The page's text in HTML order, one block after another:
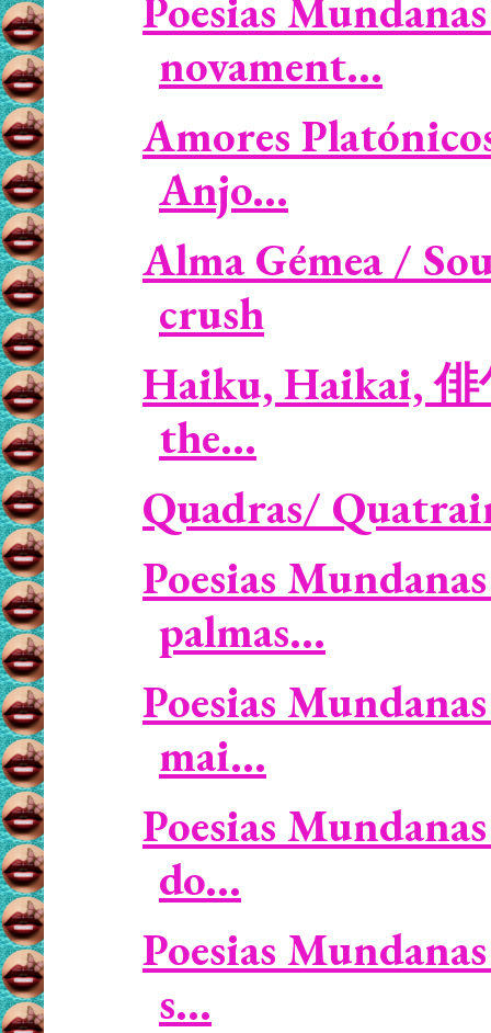
novament...
Amores
Anjo...
Alma Gémea /
crush
Haiku, Haikai, 俳
the...
Quadras/
Poesias
palmas...
Poesias
mai...
Poesias
do...
Poesias
s...